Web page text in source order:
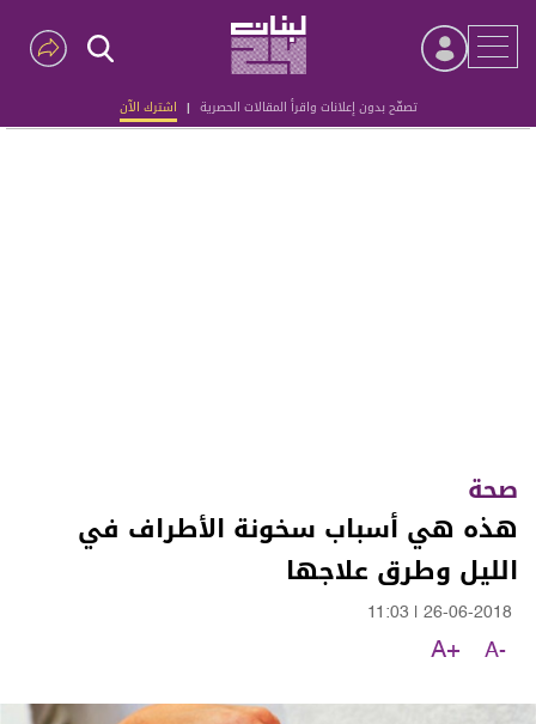
تصفّح بدون إعلانات واقرأ المقالات الحصرية | اشترك الآن
Advertisement
صحة
هذه هي أسباب سخونة الأطراف في
الليل وطرق علاجها
26-06-2018
11:03
A-
A+